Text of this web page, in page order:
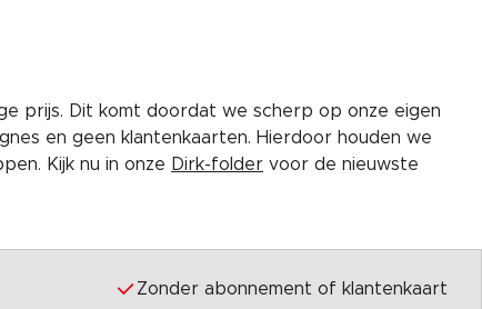
prijs. Dit komt doordat we scherp op onze eigen
en geen klantenkaarten. Hierdoor houden we
Kijk nu in onze Dirk-folder voor de nieuwste
Zonder abonnement of klantenkaart